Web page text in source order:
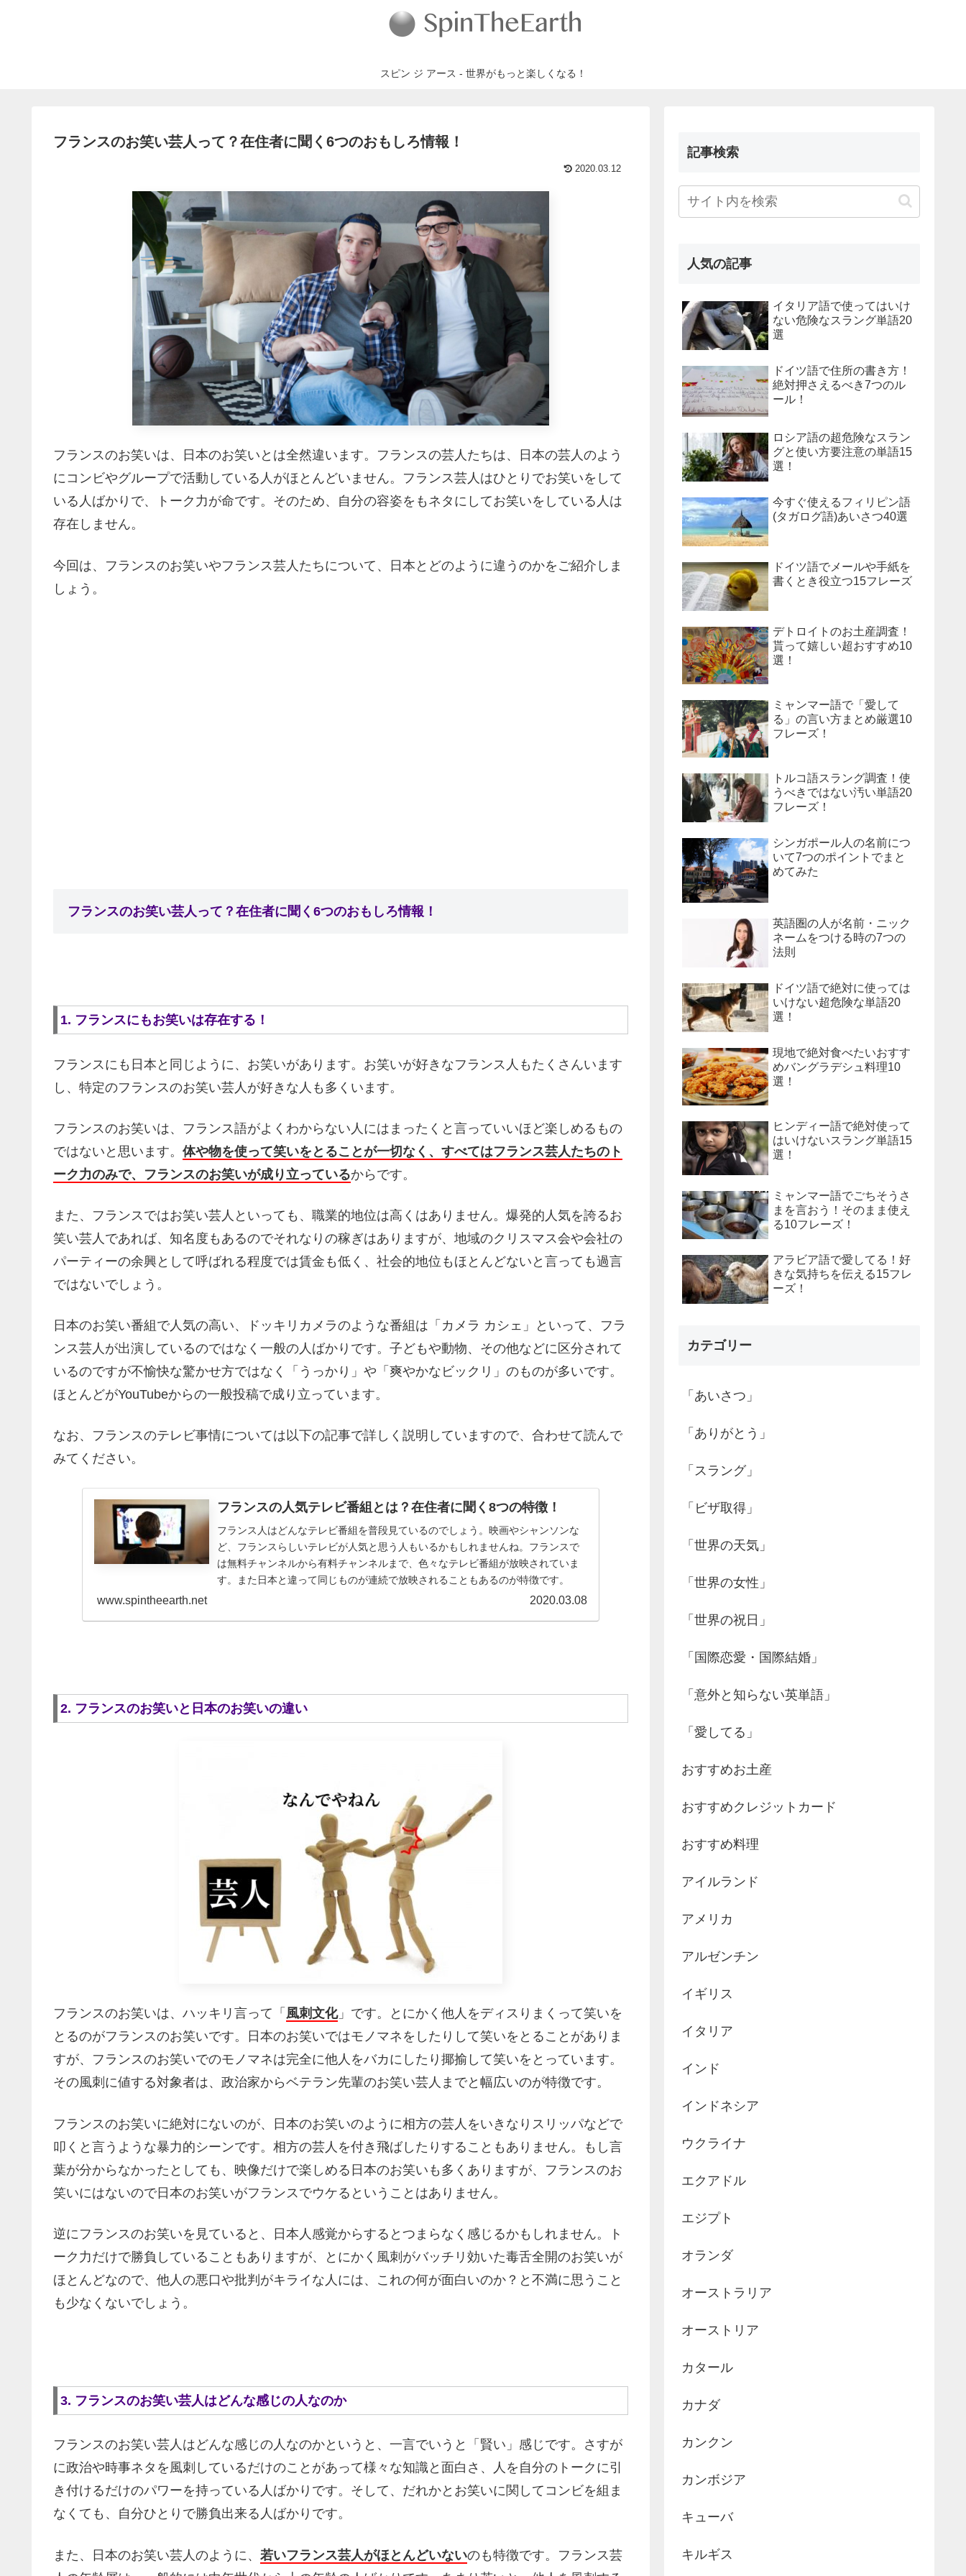
スピン ジ アース - 世界がもっと楽しくなる！
フランスのお笑い芸人って？在住者に聞く6つのおもしろ情報！
2020.03.12
フランスのお笑いは、日本のお笑いとは全然違います。フランスの芸人たちは、日本の芸人のよう
にコンビやグループで活動している人がほとんどいません。フランス芸人はひとりでお笑いをして
いる人ばかりで、トーク力が命です。そのため、自分の容姿をもネタにしてお笑いをしている人は
存在しません。
今回は、フランスのお笑いやフランス芸人たちについて、日本とどのように違うのかをご紹介しま
しょう。
フランスのお笑い芸人って？在住者に聞く6つのおもしろ情報！
1. フランスにもお笑いは存在する！
フランスにも日本と同じように、お笑いがあります。お笑いが好きなフランス人もたくさんいます
し、特定のフランスのお笑い芸人が好きな人も多くいます。
フランスのお笑いは、フランス語がよくわからない人にはまったくと言っていいほど楽しめるもの
ではないと思います。 体や物を使って笑いをとることが一切なく、すべてはフランス芸人たちのト
ーク力のみで、フランスのお笑いが成り立っているからです。
また、フランスではお笑い芸人といっても、職業的地位は高くはありません。爆発的人気を誇るお
笑い芸人であれば、知名度もあるのでそれなりの稼ぎはありますが、地域のクリスマス会や会社の
パーティーの余興として呼ばれる程度では賃金も低く、社会的地位もほとんどないと言っても過言
ではないでしょう。
日本のお笑い番組で人気の高い、ドッキリカメラのような番組は「カメラ カシェ」といって、フラ
ンス芸人が出演しているのではなく一般の人ばかりです。子どもや動物、その他などに区分されて
いるのですが不愉快な驚かせ方ではなく「うっかり」や「爽やかなビックリ」のものが多いです。
ほとんどがYouTubeからの一般投稿で成り立っています。
なお、フランスのテレビ事情については以下の記事で詳しく説明していますので、合わせて読んで
みてください。
フランスの人気テレビ番組とは？在住者に聞く8つの特徴！
フランス人はどんなテレビ番組を普段見ているのでしょう。映画やシャンソンな
ど、フランスらしいテレビが人気と思う人もいるかもしれませんね。フランスで
は無料チャンネルから有料チャンネルまで、色々なテレビ番組が放映されていま
す。また日本と違って同じものが連続で放映されることもあるのが特徴です。
www.spintheearth.net 2020.03.08
2. フランスのお笑いと日本のお笑いの違い
フランスのお笑いは、ハッキリ言って「 風刺文化」です。とにかく他人をディスりまくって笑いを
とるのがフランスのお笑いです。日本のお笑いではモノマネをしたりして笑いをとることがありま
すが、フランスのお笑いでのモノマネは完全に他人をバカにしたり揶揄して笑いをとっています。
その風刺に値する対象者は、政治家からベテラン先輩のお笑い芸人までと幅広いのが特徴です。
フランスのお笑いに絶対にないのが、日本のお笑いのように相方の芸人をいきなりスリッパなどで
叩くと言うような暴力的シーンです。相方の芸人を付き飛ばしたりすることもありません。もし言
葉が分からなかったとしても、映像だけで楽しめる日本のお笑いも多くありますが、フランスのお
笑いにはないので日本のお笑いがフランスでウケるということはありません。
逆にフランスのお笑いを見ていると、日本人感覚からするとつまらなく感じるかもしれません。ト
ーク力だけで勝負していることもありますが、とにかく風刺がバッチリ効いた毒舌全開のお笑いが
ほとんどなので、他人の悪口や批判がキライな人には、これの何が面白いのか？と不満に思うこと
も少なくないでしょう。
3. フランスのお笑い芸人はどんな感じの人なのか
フランスのお笑い芸人はどんな感じの人なのかというと、一言でいうと「賢い」感じです。さすが
に政治や時事ネタを風刺しているだけのことがあって様々な知識と面白さ、人を自分のトークに引
き付けるだけのパワーを持っている人ばかりです。そして、だれかとお笑いに関してコンビを組ま
なくても、自分ひとりで勝負出来る人ばかりです。
また、日本のお笑い芸人のように、 若いフランス芸人がほとんどいないのも特徴です。フランス芸
記事検索
人気の記事
イタリア語で使ってはいけ
ない危険なスラング単語20
選
ドイツ語で住所の書き方！
絶対押さえるべき7つのル
ール！
ロシア語の超危険なスラン
グと使い方要注意の単語15
選！
今すぐ使えるフィリピン語
(タガログ語)あいさつ40選
ドイツ語でメールや手紙を
書くとき役立つ15フレーズ
デトロイトのお土産調査！
貰って嬉しい超おすすめ10
選！
ミャンマー語で「愛して
る」の言い方まとめ厳選10
フレーズ！
トルコ語スラング調査！使
うべきではない汚い単語20
フレーズ！
シンガポール人の名前につ
いて7つのポイントでまと
めてみた
英語圏の人が名前・ニック
ネームをつける時の7つの
法則
ドイツ語で絶対に使っては
いけない超危険な単語20
選！
現地で絶対食べたいおすす
めバングラデシュ料理10
選！
ヒンディー語で絶対使って
はいけないスラング単語15
選！
ミャンマー語でごちそうさ
まを言おう！そのまま使え
る10フレーズ！
アラビア語で愛してる！好
きな気持ちを伝える15フレ
ーズ！
カテゴリー
「あいさつ」
「ありがとう」
「スラング」
「ビザ取得」
「世界の天気」
「世界の女性」
「世界の祝日」
「国際恋愛・国際結婚」
「意外と知らない英単語」
「愛してる」
おすすめお土産
おすすめクレジットカード
おすすめ料理
アイルランド
アメリカ
アルゼンチン
イギリス
イタリア
インド
インドネシア
ウクライナ
エクアドル
エジプト
オランダ
オーストラリア
オーストリア
カタール
カナダ
カンクン
カンボジア
キューバ
キルギス